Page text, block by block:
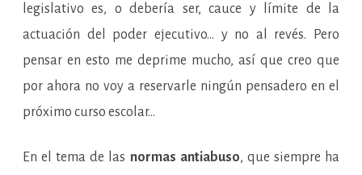
legislativo es, o debería ser, cauce y límite de la
actuación del poder ejecutivo… y no al revés. Pero
pensar en esto me deprime mucho, así que creo que
por ahora no voy a reservarle ningún pensadero en el
próximo curso escolar…
En el tema de las normas antiabuso, que siempre ha